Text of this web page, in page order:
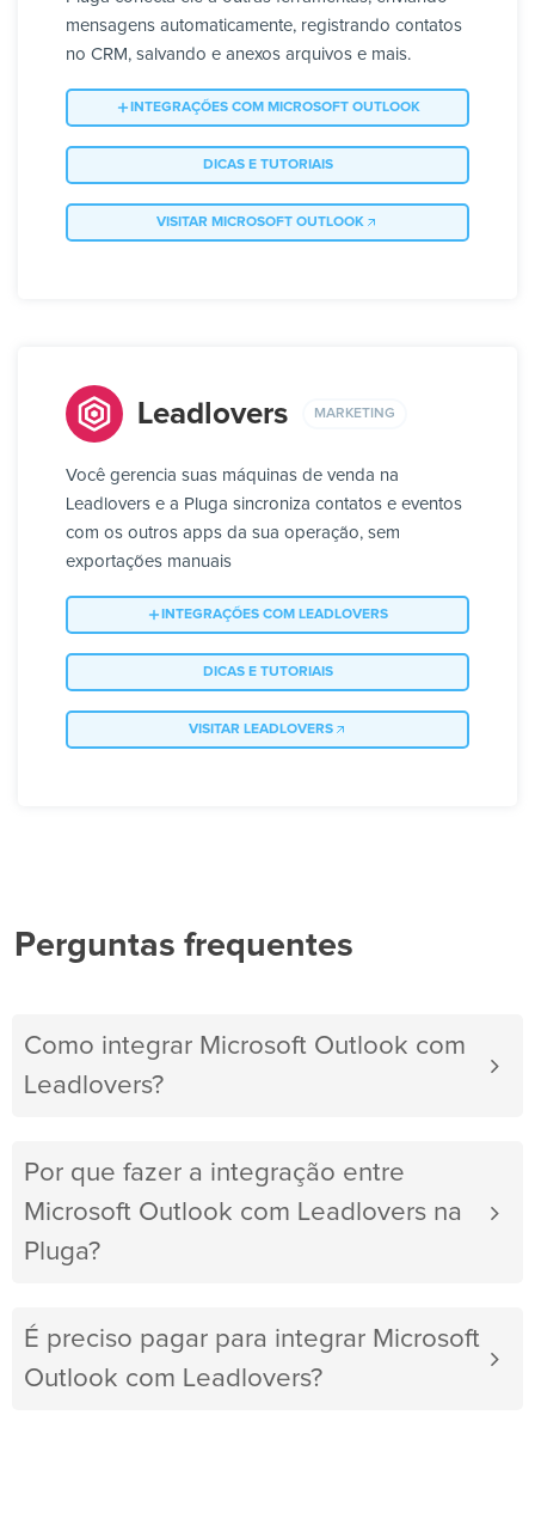
mensagens automaticamente, registrando contatos
no CRM, salvando e anexos arquivos e mais.
INTEGRAÇÕES COM MICROSOFT OUTLOOK
DICAS E TUTORIAIS
VISITAR MICROSOFT OUTLOOK
Leadlovers MARKETING
Você gerencia suas máquinas de venda na
Leadlovers e a Pluga sincroniza contatos e eventos
com os outros apps da sua operação, sem
exportações manuais
INTEGRAÇÕES COM LEADLOVERS
DICAS E TUTORIAIS
VISITAR LEADLOVERS
Perguntas frequentes
Como integrar Microsoft Outlook com
Leadlovers?
Por que fazer a integração entre
Microsoft Outlook com Leadlovers na
Pluga?
É preciso pagar para integrar Microsoft
Outlook com Leadlovers?